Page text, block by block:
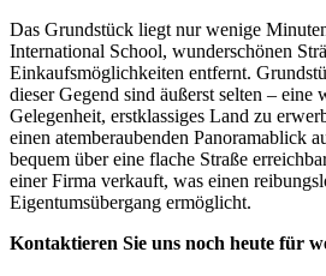
Das Grundstück liegt nur wenige
International School, wunderschönen
Einkaufsmöglichkeiten entfernt.
dieser Gegend sind äußerst selten – eine
Gelegenheit, erstklassiges Land zu
einen atemberaubenden Panoramablick
bequem über eine flache Straße
einer Firma verkauft, was einen
Eigentumsübergang ermöglicht.
Kontaktieren Sie uns noch heute für